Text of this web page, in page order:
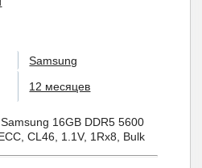
Samsung
12 месяцев
16GB DDR5 5600
CL46, 1.1V, 1Rx8, Bulk